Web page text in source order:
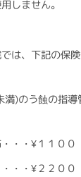
しません。
は、下記の保
満)のう蝕の指
・・¥１１００
・・¥２２００